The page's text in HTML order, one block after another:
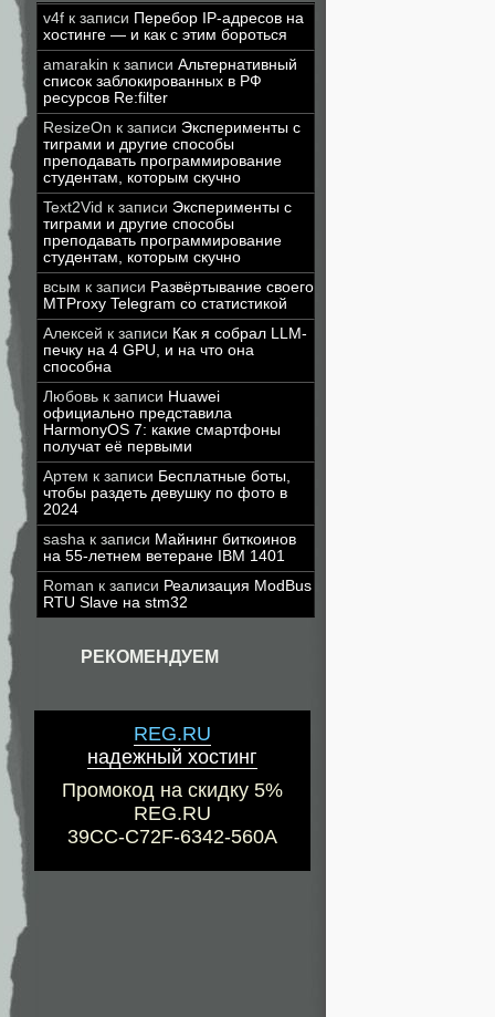
v4f к записи Перебор IP-адресов на
хостинге — и как с этим бороться
amarakin к записи Альтернативный
список заблокированных в РФ
ресурсов Re:filter
ResizeOn к записи Эксперименты с
тиграми и другие способы
преподавать программирование
студентам, которым скучно
Text2Vid к записи Эксперименты с
тиграми и другие способы
преподавать программирование
студентам, которым скучно
всым к записи Развёртывание своего
MTProxy Telegram со статистикой
Алексей к записи Как я собрал LLM-
печку на 4 GPU, и на что она
способна
Любовь к записи Huawei
официально представила
HarmonyOS 7: какие смартфоны
получат её первыми
Артем к записи Бесплатные боты,
чтобы раздеть девушку по фото в
2024
sasha к записи Майнинг биткоинов
на 55-летнем ветеране IBM 1401
Roman к записи Реализация ModBus
RTU Slave на stm32
РЕКОМЕНДУЕМ
REG.RU
надежный хостинг
Промокод на скидку 5%
REG.RU
39CC-C72F-6342-560A